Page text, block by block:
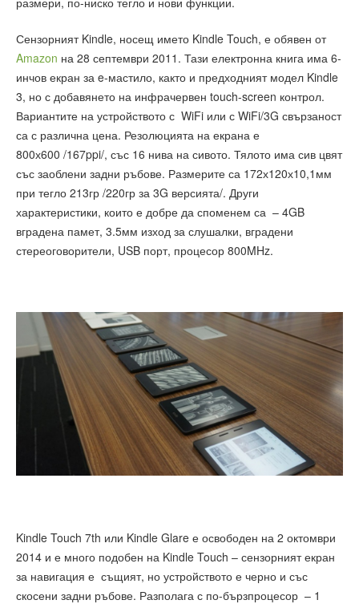
Сензорният Kindle, носещ името Kindle Touch, е обявен от
Amazon на 28 септември 2011. Тази електронна книга има 6-
инчов екран за e-мастило, както и предходният модел Kindle
3, но с добавянето на инфрачервен touch-screen контрол.
Вариантите на устройството с WiFi или с WiFi/3G свързаност
са с различна цена. Резолюцията на екрана е
800х600 /167ppi/, със 16 нива на сивото. Тялото има сив цвят
със заоблени задни ръбове. Размерите са 172х120х10,1мм
при тегло 213гр /220гр за 3G версията/. Други
характеристики, които е добре да споменем са – 4GB
вградена памет, 3.5мм изход за слушалки, вградени
стереоговорители, USB порт, процесор 800MHz.
Kindle Touch 7th или Kindle Glare е освободен на 2 октомври
2014 и е много подобен на Kindle Touch – сензорният екран
за навигация е същият, но устройството е черно и със
скосени задни ръбове. Разполага с по-бързпроцесор – 1